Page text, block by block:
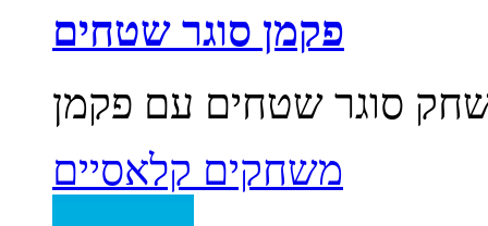
פקמן סוגר שטחים
משחקים קלאסיים